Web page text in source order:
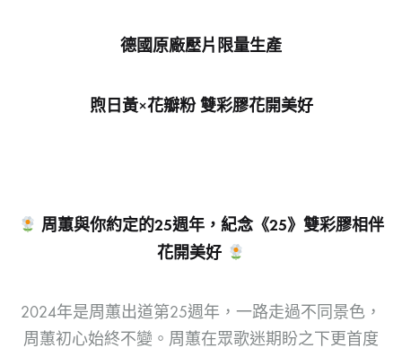
德國原廠壓片限量生產
煦日黃×花瓣粉 雙彩膠花開美好
周蕙與你約定的25週年，紀念《25》雙彩膠相伴
花開美好
2024年是周蕙出道第25週年，一路走過不同景色，
周蕙初心始終不變。周蕙在眾歌迷期盼之下更首度